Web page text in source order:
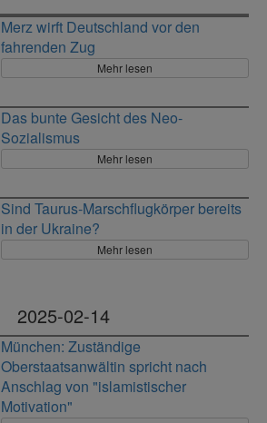
Merz wirft Deutschland vor den
fahrenden Zug
Mehr lesen
Das bunte Gesicht des Neo-
Sozialismus
Mehr lesen
Sind Taurus-Marschflugkörper bereits
in der Ukraine?
Mehr lesen
2025-02-14
München: Zuständige
Oberstaatsanwältin spricht nach
Anschlag von "islamistischer
Motivation"